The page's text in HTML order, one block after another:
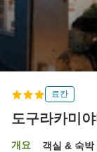
료칸
도구라카미
개요 객실 & 숙박